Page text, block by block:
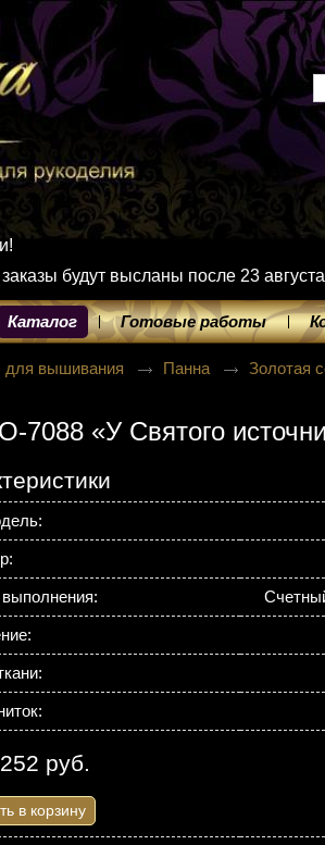
будут высланы после 23
Каталог Готовые работы
вышивания Панна Золотая
«У Святого
руб.
в корзину